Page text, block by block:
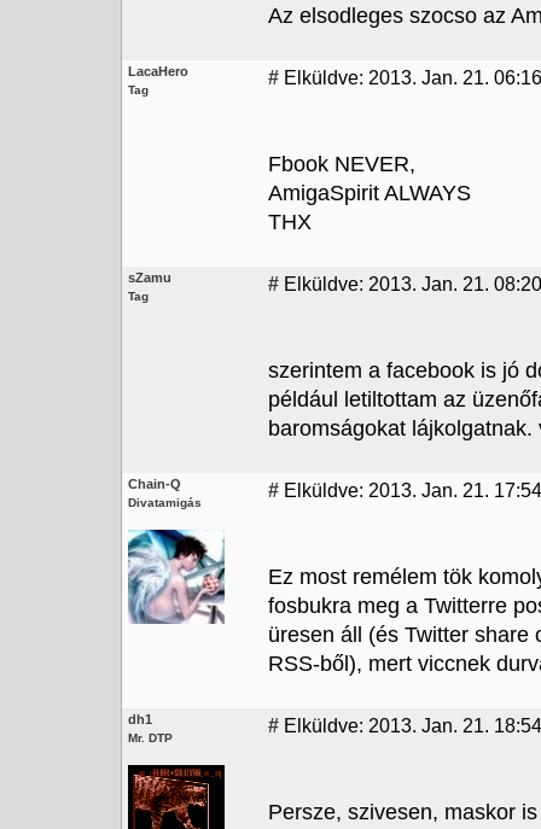
Az elsodleges szocso az
LacaHero
Tag
# Elküldve: 2013. Jan. 21. 06:16
Fbook NEVER,
AmigaSpirit ALWAYS
THX
sZamu
Tag
# Elküldve: 2013. Jan. 21. 08:20
szerintem a facebook is jó
például letiltottam az
baromságokat
Chain-Q
Divatamigás
# Elküldve: 2013. Jan. 21. 17:54
Ez most remélem tök
fosbukra meg a Twitterre
üresen áll (és Twitter share
RSS-ből), mert viccnek
dh1
Mr. DTP
# Elküldve: 2013. Jan. 21. 18:54
Persze, szivesen, maskor